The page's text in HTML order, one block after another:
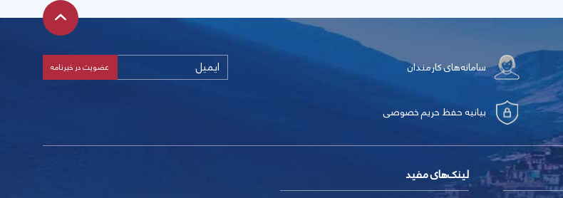
سامانه‌های کارمندان
بیانیه حفظ حریم خصوصی
لینک‌های مفید